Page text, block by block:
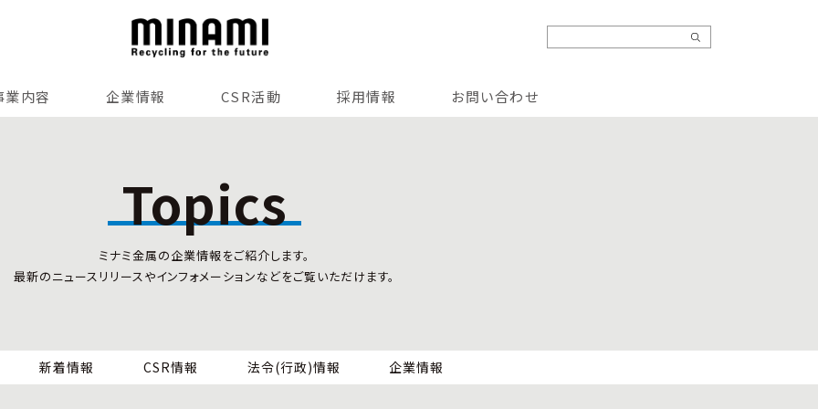
業内容 企業情報 CSR活動 採用情報 お問い合わせ
Topics
ミナミ金属の企業情報をご紹介します。
最新のニュースリリースやインフォメーションなどをご覧いただけます。
新着情報 CSR情報 法令(行政)情報 企業情報